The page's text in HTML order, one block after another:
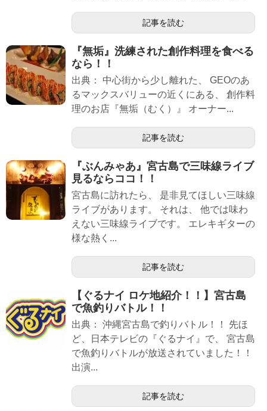
記事を読む
『無垢』洗練された創作料理を食べる
なら！！
出典： 中心街から少し離れた、 GEOのあ
るマックスバリューの近くにある、 創作料
理のお店『無垢（むく）』 オーナー...
記事を読む
『ぶんみゃあ』宮古島で三味線ライブ
見るならココ！！
宮古島に訪れたら、 是非見てほしい三味線
ライブがあります。 それは、 他では味わ
えない三味線ライブです。 エレキギターの
様な熱く...
記事を読む
【ぐるナイ ロケ地紹介！！】宮古島
で魚釣りバトル！！
出典： 沖縄宮古島で釣りバトル！！ 先ほ
ど、日本テレビの『ぐるナイ』で、 宮古島
で魚釣りバトルが放送されていました！！
出演...
記事を読む